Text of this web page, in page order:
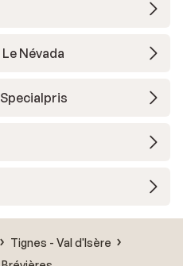
Névada
Tignes - Val d'Isère